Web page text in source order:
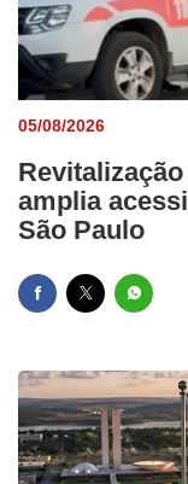
05/08/2026
amplia
São Paulo